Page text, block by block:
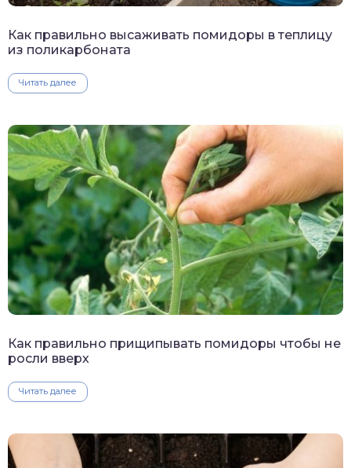
Как правильно высаживать помидоры в теплицу
из поликарбоната
Читать далее
Как правильно прищипывать помидоры чтобы не
росли вверх
Читать далее